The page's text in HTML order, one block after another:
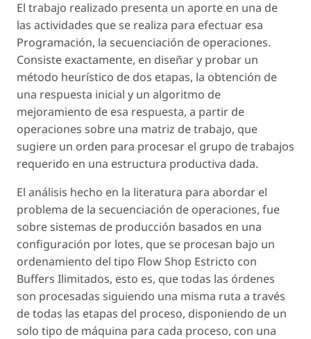
El trabajo realizado presenta un aporte en una de
las actividades que se realiza para efectuar esa
Programación, la secuenciación de operaciones.
Consiste exactamente, en diseñar y probar un
método heurístico de dos etapas, la obtención de
una respuesta inicial y un algoritmo de
mejoramiento de esa respuesta, a partir de
operaciones sobre una matriz de trabajo, que
sugiere un orden para procesar el grupo de trabajos
requerido en una estructura productiva dada.
El análisis hecho en la literatura para abordar el
problema de la secuenciación de operaciones, fue
sobre sistemas de producción basados en una
configuración por lotes, que se procesan bajo un
ordenamiento del tipo Flow Shop Estricto con
Buffers Ilimitados, esto es, que todas las órdenes
son procesadas siguiendo una misma ruta a través
de todas las etapas del proceso, disponiendo de un
solo tipo de máquina para cada proceso, con una